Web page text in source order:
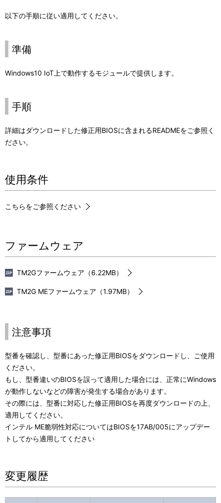
以下の手順に従い適用してください。
準備
Windows10 IoT上で動作するモジュールで提供します。
手順
詳細はダウンロードした修正用BIOSに含まれるREADMEをご参照く
ださい。
使用条件
こちらをご参照ください
ファームウェア
TM2Gファームウェア（6.22MB）
TM2G MEファームウェア（1.97MB）
注意事項
型番を確認し、型番にあった修正用BIOSをダウンロードし、ご使用
ください。
もし、型番違いのBIOSを誤って適用した場合には、正常にWindows
が動作しないなどの障害が発生する場合があります。
その際には、型番に対応した修正用BIOSを再度ダウンロードの上、
適用してください。
インテル ME脆弱性対応についてはBIOSを17AB/005にアップデー
トしてから適用してください
変更履歴